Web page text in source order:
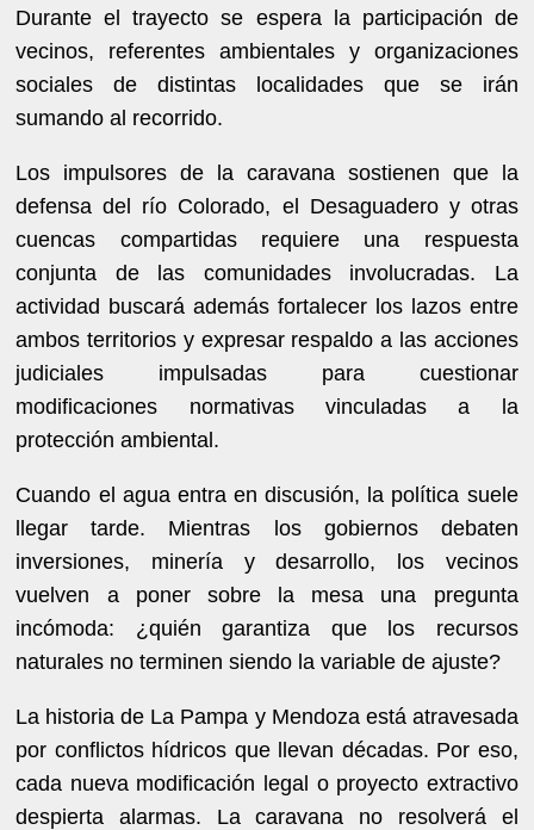
Durante el trayecto se espera la participación de
vecinos, referentes ambientales y organizaciones
sociales de distintas localidades que se irán
sumando al recorrido.
Los impulsores de la caravana sostienen que la
defensa del río Colorado, el Desaguadero y otras
cuencas compartidas requiere una respuesta
conjunta de las comunidades involucradas. La
actividad buscará además fortalecer los lazos entre
ambos territorios y expresar respaldo a las acciones
judiciales impulsadas para cuestionar
modificaciones normativas vinculadas a la
protección ambiental.
Cuando el agua entra en discusión, la política suele
llegar tarde. Mientras los gobiernos debaten
inversiones, minería y desarrollo, los vecinos
vuelven a poner sobre la mesa una pregunta
incómoda: ¿quién garantiza que los recursos
naturales no terminen siendo la variable de ajuste?
La historia de La Pampa y Mendoza está atravesada
por conflictos hídricos que llevan décadas. Por eso,
cada nueva modificación legal o proyecto extractivo
despierta alarmas. La caravana no resolverá el